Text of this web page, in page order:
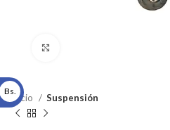
Inicio Suspensión
Bs.